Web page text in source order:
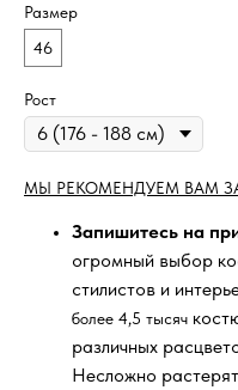
Размер
46
Рост
МЫ РЕКОМЕНДУЕМ ВАМ
Запишитесь на
огромный выбор
стилистов и
более 4,5 тысяч
различных
Несложно